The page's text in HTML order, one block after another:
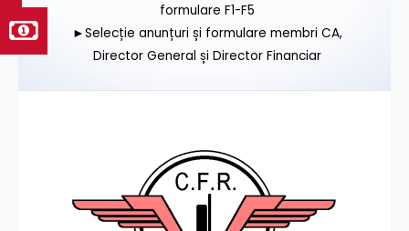
formulare F1-F5
►Selecție anunțuri și formulare membri CA,
Director General și Director Financiar